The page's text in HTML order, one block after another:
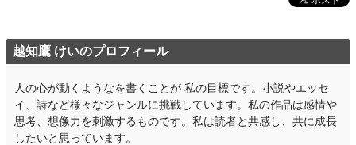
越知鷹 けいのプロフィール
人の心が動くようなを書くことが 私の目標です。小説やエッセ
イ、詩など様々なジャンルに挑戦しています。私の作品は感情や
思考、想像力を刺激するものです。私は読者と共感し、共に成長
したいと思っています。